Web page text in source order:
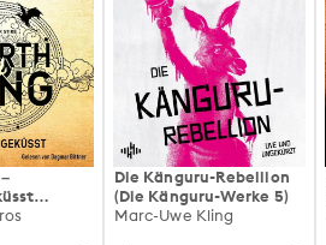
Reihe
Die Känguru-Rebellion
(Die Känguru-Werke 5)
Marc-Uwe Kling